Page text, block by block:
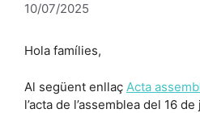
10/07/2025
Hola famílies,
Al següent enllaç Acta
l’acta de l’assemblea del 16